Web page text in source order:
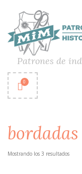
Patrones de
0
bordadas
Mostrando los 3 resultados